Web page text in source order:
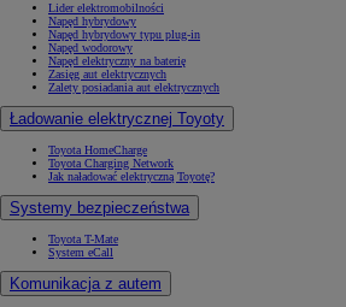
Lider elektromobilności
Napęd hybrydowy
Napęd hybrydowy typu plug-in
Napęd wodorowy
Napęd elektryczny na baterię
Zasięg aut elektrycznych
Zalety posiadania aut elektrycznych
Ładowanie elektrycznej Toyoty
Toyota HomeCharge
Toyota Charging Network
Jak naładować elektryczną Toyotę?
Systemy bezpieczeństwa
Toyota T-Mate
System eCall
Komunikacja z autem